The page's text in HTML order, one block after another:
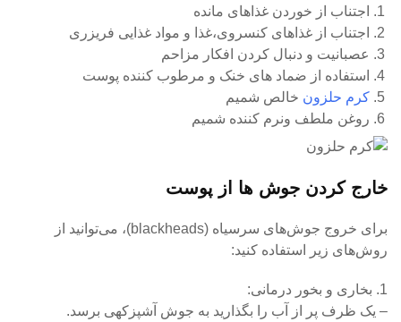
اجتناب از خوردن غذاهای مانده
اجتناب از غذاهای کنسروی،غذا و مواد غذایی فریزری
عصبانیت و دنبال کردن افکار مزاحم
استفاده از ضماد های خنک و مرطوب کننده پوست
کرم حلزون خالص شمیم
روغن ملطف ونرم کننده شمیم
خارج کردن جوش ها از پوست
برای خروج جوش‌های سرسیاه (blackheads)، می‌توانید از
روش‌های زیر استفاده کنید:
1. بخاری و بخور درمانی:
– یک ظرف پر از آب را بگذارید به جوش آشپزکهی برسد.